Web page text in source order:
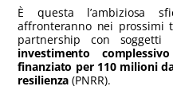
È questa l’ambiziosa
affronteranno nei prossimi
partnership con
investimento
finanziato per 110 milioni
resilienza (PNRR).